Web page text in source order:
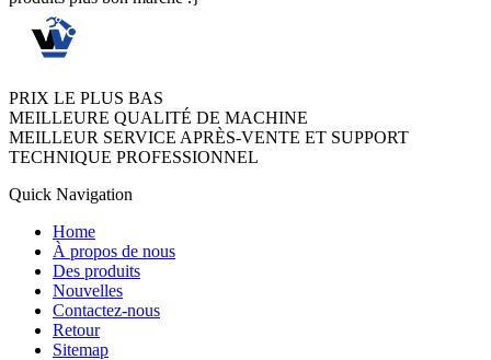
PRIX LE PLUS BAS
MEILLEURE QUALITÉ DE MACHINE
MEILLEUR SERVICE APRÈS-VENTE ET SUPPORT
TECHNIQUE PROFESSIONNEL
Quick Navigation
Home
À propos de nous
Des produits
Nouvelles
Contactez-nous
Retour
Sitemap